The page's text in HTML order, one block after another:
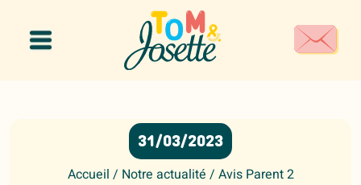
31/03/2023
Accueil / Notre actualité / Avis Parent 2
Panneau de gestion des cookies